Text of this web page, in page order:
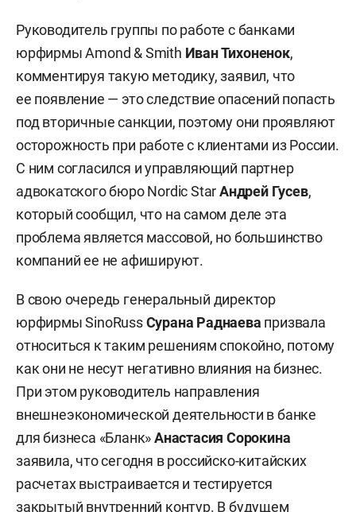
Руководитель группы по работе с банками
юрфирмы Amond & Smith Иван Тихоненок,
комментируя такую методику, заявил, что
ее появление — это следствие опасений попасть
под вторичные санкции, поэтому они проявляют
осторожность при работе с клиентами из России.
С ним согласился и управляющий партнер
адвокатского бюро Nordic StarАндрей Гусев,
который сообщил, что на самом деле эта
проблема является массовой, но большинство
компаний ее не афишируют.
В свою очередь генеральный директор
юрфирмы SinoRussСурана Раднаева призвала
относиться к таким решениям спокойно, потому
как они не несут негативно влияния на бизнес.
При этом руководитель направления
внешнеэкономической деятельности в банке
для бизнеса «Бланк»Анастасия Сорокина
заявила, что сегодня в российско-китайских
расчетах выстраивается и тестируется
закрытый внутренний контур. В будущем